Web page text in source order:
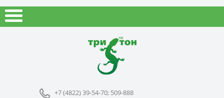
+7 (4822) 39-54-70; 509-888